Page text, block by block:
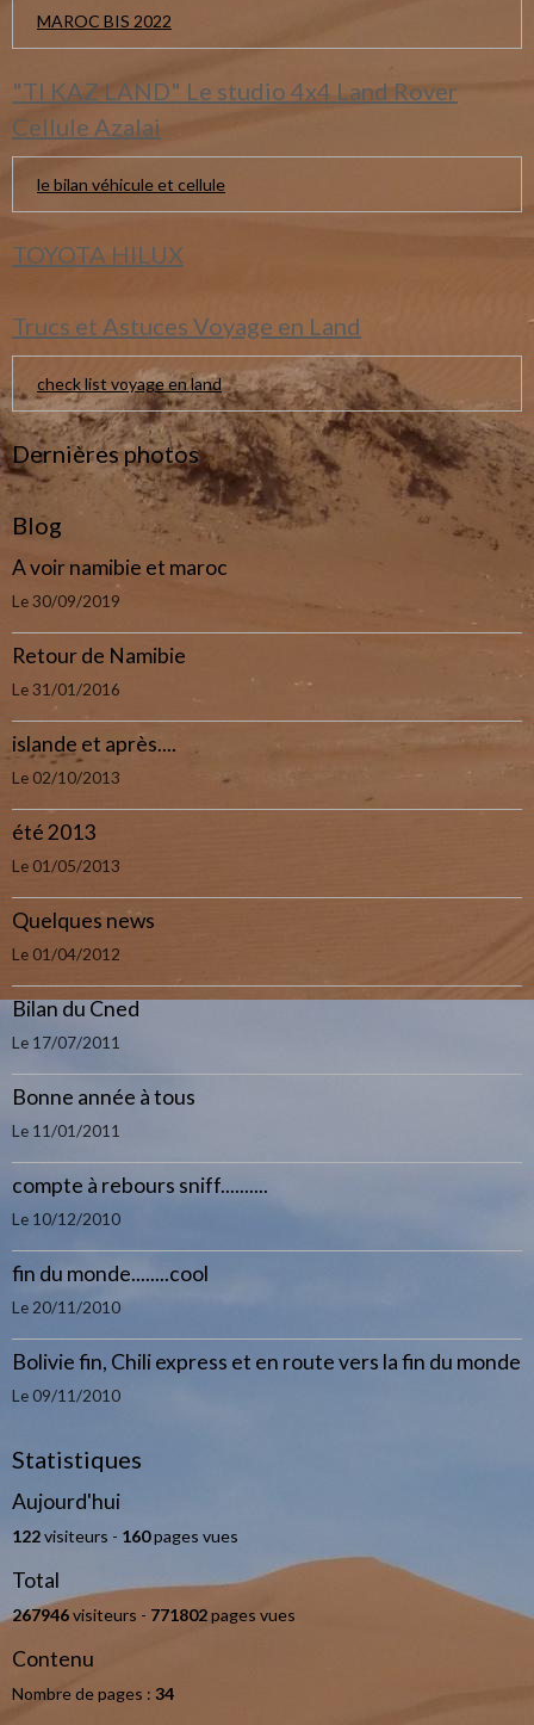
MAROC BIS 2022
"TI KAZ LAND" Le studio 4x4 Land Rover
Cellule Azalai
le bilan véhicule et cellule
TOYOTA HILUX
Trucs et Astuces Voyage en Land
check list voyage en land
Dernières photos
Blog
A voir namibie et maroc
Le 30/09/2019
Retour de Namibie
Le 31/01/2016
islande et après....
Le 02/10/2013
été 2013
Le 01/05/2013
Quelques news
Le 01/04/2012
Bilan du Cned
Le 17/07/2011
Bonne année à tous
Le 11/01/2011
compte à rebours sniff..........
Le 10/12/2010
fin du monde........cool
Le 20/11/2010
Bolivie fin, Chili express et en route vers la fin du monde
Le 09/11/2010
Statistiques
Aujourd'hui
122visiteurs - 160pages vues
Total
267946visiteurs - 771802pages vues
Contenu
Nombre de pages : 34